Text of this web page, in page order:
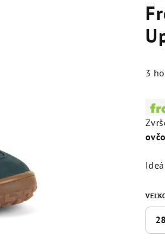
je
4,7
z
3
28